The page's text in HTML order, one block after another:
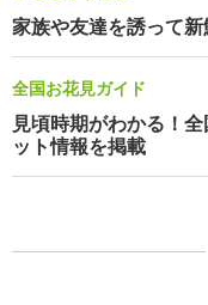
家族や友達を誘って
全国お花見ガイド
見頃時期がわかる！
ット情報を掲載